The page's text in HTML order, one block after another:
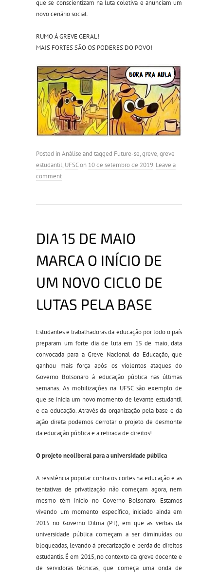
que se conscientizam na luta coletiva e anunciam um
novo cenário social.
RUMO À GREVE GERAL!
MAIS FORTES SÃO OS PODERES DO POVO!
Posted inAnálise and tagged Future-se,greve,greve
estudantil, UFSCon 10 de setembro de 2019. Leave a
comment
DIA 15 DE MAIO
MARCA O INÍCIO DE
UM NOVO CICLO DE
LUTAS PELA BASE
Estudantes e trabalhadoras da educação por todo o país
preparam um forte dia de luta em 15 de maio, data
convocada para a Greve Nacional da Educação, que
ganhou mais força após os violentos ataques do
Governo Bolsonaro à educação pública nas últimas
semanas. As mobilizações na UFSC são exemplo de
que se inicia um novo momento de levante estudantil
e da educação. Através da organização pela base e da
ação direta podemos derrotar o projeto de desmonte
da educação pública e a retirada de direitos!
O projeto neoliberal para a universidade pública
A resistência popular contra os cortes na educação e as
tentativas de privatização não começam agora, nem
mesmo têm início no Governo Bolsonaro. Estamos
vivendo um momento específico, iniciado ainda em
2015 no Governo Dilma (PT), em que as verbas da
universidade pública começam a ser diminuídas ou
bloqueadas, levando à precarização e perda de direitos
estudantis. É em 2015, no contexto da greve docente e
de servidoras técnicas, que começa uma onda de